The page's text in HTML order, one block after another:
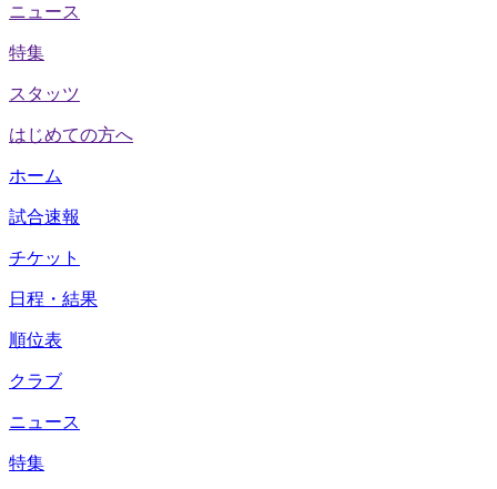
ニュース
特集
スタッツ
はじめての方へ
ホーム
試合速報
チケット
日程・結果
順位表
クラブ
ニュース
特集